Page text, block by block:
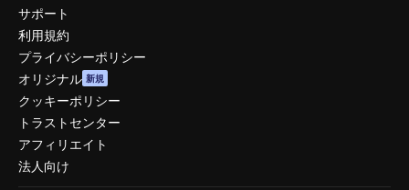
サポート
利用規約
プライバシーポリシー
オリジナル 新規
クッキーポリシー
トラストセンター
アフィリエイト
法人向け